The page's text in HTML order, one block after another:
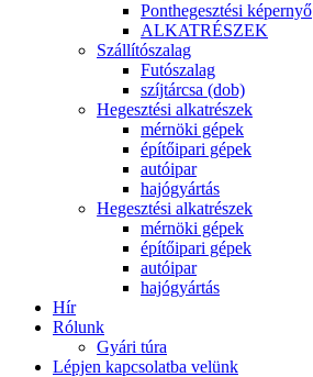
Ponthegesztési képernyő
ALKATRÉSZEK
Szállítószalag
Futószalag
szíjtárcsa (dob)
Hegesztési alkatrészek
mérnöki gépek
építőipari gépek
autóipar
hajógyártás
Hegesztési alkatrészek
mérnöki gépek
építőipari gépek
autóipar
hajógyártás
Hír
Rólunk
Gyári túra
Lépjen kapcsolatba velünk